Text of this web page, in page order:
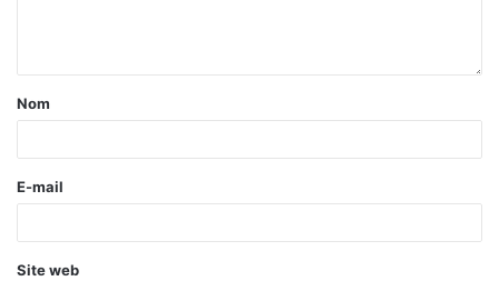
Nom
E-mail
Site web